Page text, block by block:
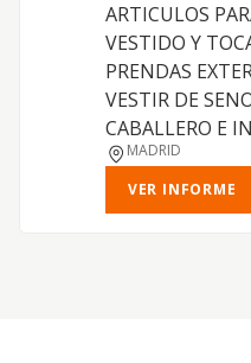
ARTICULOS
VESTIDO Y
PRENDAS
VESTIR DE
CABALLERO E
MADRID
VER INFORME